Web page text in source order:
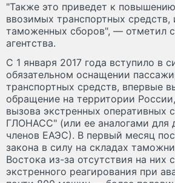
"Также это приведет к
ввозимых транспортных
таможенных сборов", — отметил
агентства.
С 1 января 2017 года вступило в
обязательном оснащении
транспортных средств, впервые
обращение на территории
вызова экстренных оперативных
ГЛОНАСС" (или ее аналогами для
членов ЕАЭС). В первый месяц
закона в силу на складах
Востока из-за отсутствия на них
экстренного реагирования при